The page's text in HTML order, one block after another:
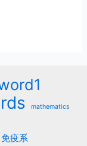
mathematics
免疫系